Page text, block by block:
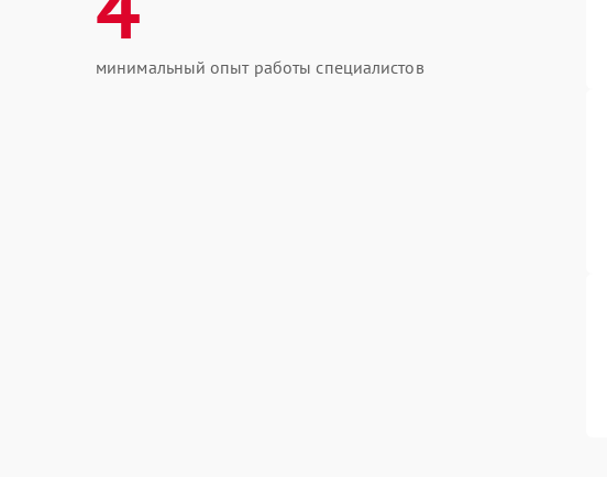
минимальный опыт работы специалистов